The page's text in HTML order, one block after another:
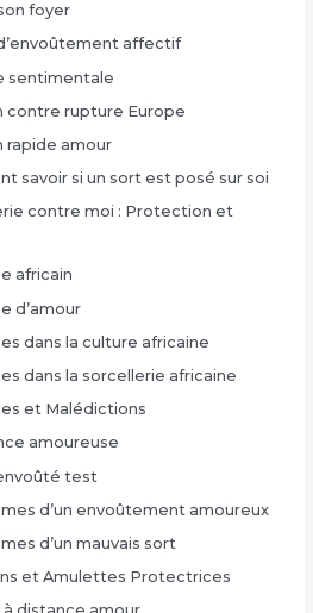
foyer
affectif
sentimentale
contre rupture Europe
rapide amour
savoir si un sort est posé sur soi
contre moi : Protection et
africain
d’amour
dans la culture africaine
dans la sorcellerie africaine
et Malédictions
amoureuse
test
d’un envoûtement amoureux
d’un mauvais sort
et Amulettes Protectrices